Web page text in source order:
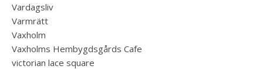
Vardagsliv
Varmrätt
Vaxholm
Vaxholms Hembygdsgårds Cafe
victorian lace square